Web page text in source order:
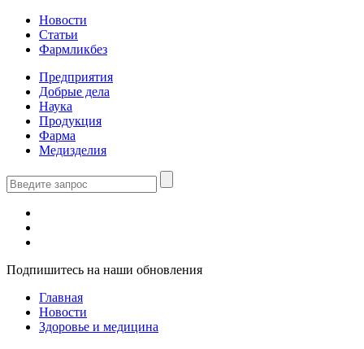
Новости
Статьи
Фармликбез
Предприятия
Добрые дела
Наука
Продукция
Фарма
Медизделия
Подпишитесь на наши обновления
Главная
Новости
Здоровье и медицина